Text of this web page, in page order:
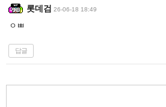
롯데검 26-06-18 18:49
ㅇㅃ
답글